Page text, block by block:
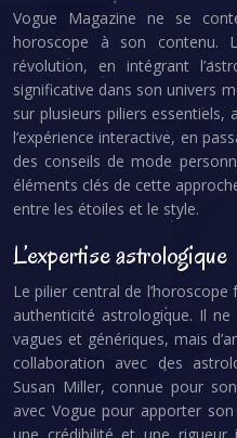
Vogue Magazine ne se
horoscope à son contenu.
révolution, en intégrant
significative dans son univers
sur plusieurs piliers essentiels,
l’expérience interactive, en
des conseils de mode
éléments clés de cette
entre les étoiles et le style.
L’expertise astrologique
Le pilier central de
authenticité astrologique. Il ne
vagues et génériques, mais
collaboration avec des
Susan Miller, connue pour
avec Vogue pour apporter